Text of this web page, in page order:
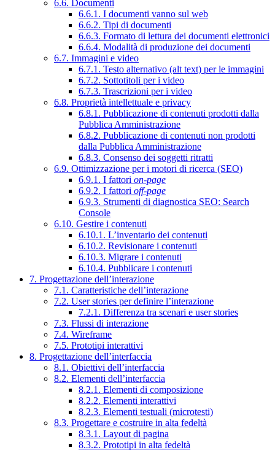
6.6. Documenti
6.6.1. I documenti vanno sul web
6.6.2. Tipi di documenti
6.6.3. Formato di lettura dei documenti elettronici
6.6.4. Modalità di produzione dei documenti
6.7. Immagini e video
6.7.1. Testo alternativo (alt text) per le immagini
6.7.2. Sottotitoli per i video
6.7.3. Trascrizioni per i video
6.8. Proprietà intellettuale e privacy
6.8.1. Pubblicazione di contenuti prodotti dalla
Pubblica Amministrazione
6.8.2. Pubblicazione di contenuti non prodotti
dalla Pubblica Amministrazione
6.8.3. Consenso dei soggetti ritratti
6.9. Ottimizzazione per i motori di ricerca (SEO)
6.9.1. I fattori on-page
6.9.2. I fattori off-page
6.9.3. Strumenti di diagnostica SEO: Search
Console
6.10. Gestire i contenuti
6.10.1. L’inventario dei contenuti
6.10.2. Revisionare i contenuti
6.10.3. Migrare i contenuti
6.10.4. Pubblicare i contenuti
7. Progettazione dell’interazione
7.1. Caratteristiche dell’interazione
7.2. User stories per definire l’interazione
7.2.1. Differenza tra scenari e user stories
7.3. Flussi di interazione
7.4. Wireframe
7.5. Prototipi interattivi
8. Progettazione dell’interfaccia
8.1. Obiettivi dell’interfaccia
8.2. Elementi dell’interfaccia
8.2.1. Elementi di composizione
8.2.2. Elementi interattivi
8.2.3. Elementi testuali (microtesti)
8.3. Progettare e costruire in alta fedeltà
8.3.1. Layout di pagina
8.3.2. Prototipi in alta fedeltà